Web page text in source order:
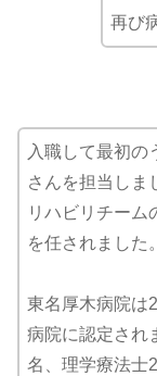
再び
入職して最初の
さんを担当しま
リハビリチーム
を任されました。
東名厚木病院は
病院に認定され
名、理学療法士